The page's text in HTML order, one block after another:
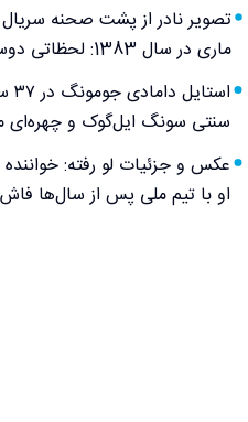
تصویر نادر از پشت صحنه سریال
ماری در سال 1383: لحظاتی دوستانه و متفاوت
سنتی سونگ ایل‌گوک و چهره‌ای
عکس و جزئیات لو رفته:
او با تیم ملی پس از سال‌ها